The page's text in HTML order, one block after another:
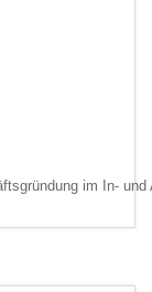
im In-